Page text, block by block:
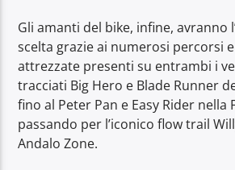
Gli amanti del bike, infine, avranno
scelta grazie ai numerosi percorsi
attrezzate presenti su entrambi i
tracciati Big Hero e Blade Runner
fino al Peter Pan e Easy Rider nella
passando per l’iconico flow trail
Andalo Zone.